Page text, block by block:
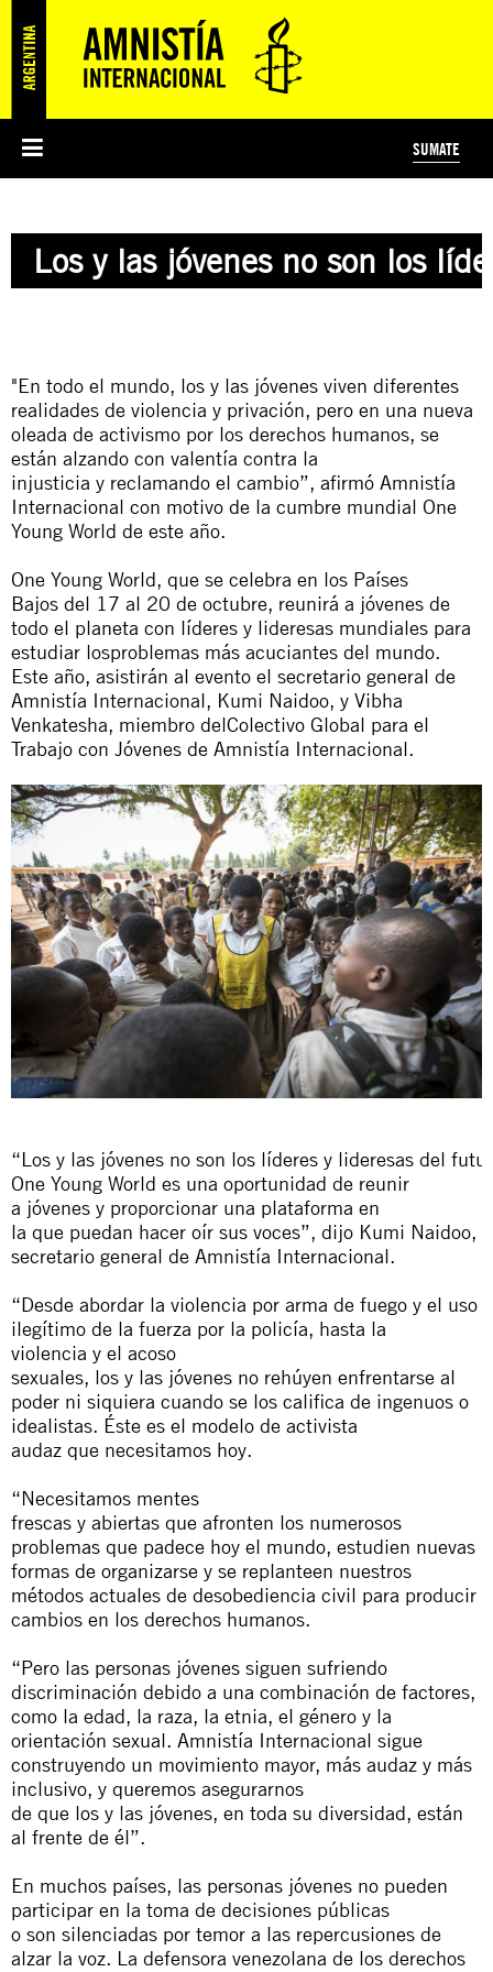
PREGUNTAS FRECUENTES
ÁREAS TEMÁTICAS
JUSTICIA INTERNACIONAL
SUSCRIBITE
SUMATE
PREGUNTAS FRECUENTES
Los y las jóvenes no son los
"En todo el mundo, los y las jóvenes viven diferentes
realidades de violencia y privación, pero en una nueva
oleada de activismo por los derechos humanos, se
están alzando con valentía contra la
injusticia y reclamando el cambio”, afirmó Amnistía
Internacional con motivo de la cumbre mundial One
Young World de este año.
One Young World, que se celebra en los Países
Bajos del 17 al 20 de octubre, reunirá a jóvenes de
todo el planeta con líderes y lideresas mundiales para
estudiar losproblemas más acuciantes del mundo.
Este año, asistirán al evento el secretario general de
Amnistía Internacional, Kumi Naidoo, y Vibha
Venkatesha, miembro delColectivo Global para el
Trabajo con Jóvenes de Amnistía Internacional.
“Los y las jóvenes no son los líderes y lideresas del
One Young World es una oportunidad de reunir
a jóvenes y proporcionar una plataforma en
la que puedan hacer oír sus voces”, dijo Kumi Naidoo,
secretario general de Amnistía Internacional.
“Desde abordar la violencia por arma de fuego y el uso
ilegítimo de la fuerza por la policía, hasta la
violencia y el acoso
sexuales, los y las jóvenes no rehúyen enfrentarse al
poder ni siquiera cuando se los califica de ingenuos o
idealistas. Éste es el modelo de activista
audaz que necesitamos hoy.
“Necesitamos mentes
frescas y abiertas que afronten los numerosos
problemas que padece hoy el mundo, estudien nuevas
formas de organizarse y se replanteen nuestros
métodos actuales de desobediencia civil para producir
cambios en los derechos humanos.
“Pero las personas jóvenes siguen sufriendo
discriminación debido a una combinación de factores,
como la edad, la raza, la etnia, el género y la
orientación sexual. Amnistía Internacional sigue
construyendo un movimiento mayor, más audaz y más
inclusivo, y queremos asegurarnos
de que los y las jóvenes, en toda su diversidad, están
al frente de él”.
En muchos países, las personas jóvenes no pueden
participar en la toma de decisiones públicas
o son silenciadas por temor a las repercusiones de
alzar la voz. La defensora venezolana de los derechos